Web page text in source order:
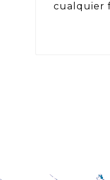
cualquier